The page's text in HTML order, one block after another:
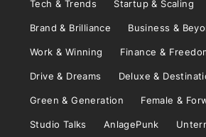
Tech & Trends Startup & Scaling
Brand & Brilliance Business &
Work & Winning Finance &
Drive & Dreams Deluxe &
Green & Generation Female &
Studio Talks AnlagePunk